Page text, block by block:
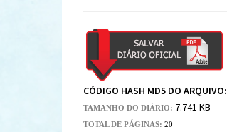
CÓDIGO HASH MD5 DO ARQUIVO:
TAMANHO DO DIÁRIO: 7.741 KB
TOTAL DE PÁGINAS: 20